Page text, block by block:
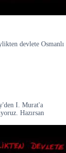
devlete Osmanlı
I. Murat'a
Hazırsan